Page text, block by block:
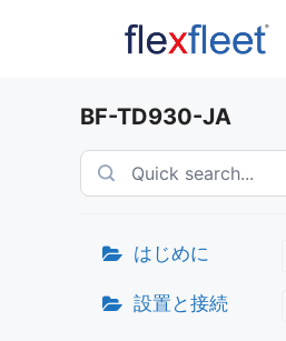
BF-TD930-JA
はじめに
設置と接続